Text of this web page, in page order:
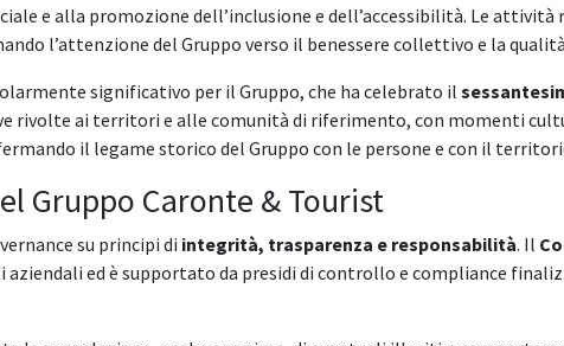
e alla promozione dell’inclusione e dell’accessibilità. Le
l’attenzione del Gruppo verso il benessere collettivo e la qualità
significativo per il Gruppo, che ha celebrato il
rivolte ai territori e alle comunità di riferimento, con momenti
il legame storico del Gruppo con le persone e con il
Gruppo Caronte & Tourist
su principi di integrità, trasparenza e responsabilità. Il
ed è supportato da presidi di controllo e compliance